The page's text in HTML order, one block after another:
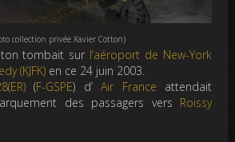
collection privée Xavier Cotton)
tombait sur l’aéroport de New-York
(KJFK) en ce 24 juin 2003.
(F-GSPE) d’Air France attendait
des passagers vers Roissy